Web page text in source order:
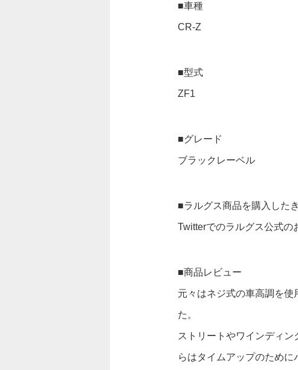
■車種
CR-Z
■型式
ZF1
■グレード
ブラックレーベル
■ラルグス商品を購入した
Twitterでのラルグス公式の
■商品レビュー
元々はネジ式の車高調を
た。
ストリートやワインディ
らはタイムアップのため